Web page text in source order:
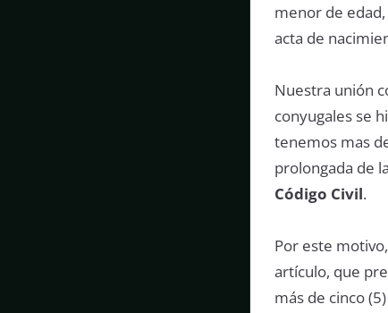
menor de
acta de
Nuestra unión
conyugales se
tenemos mas
prolongada de
Código Civil.
Por este
artículo, que
más de cinco